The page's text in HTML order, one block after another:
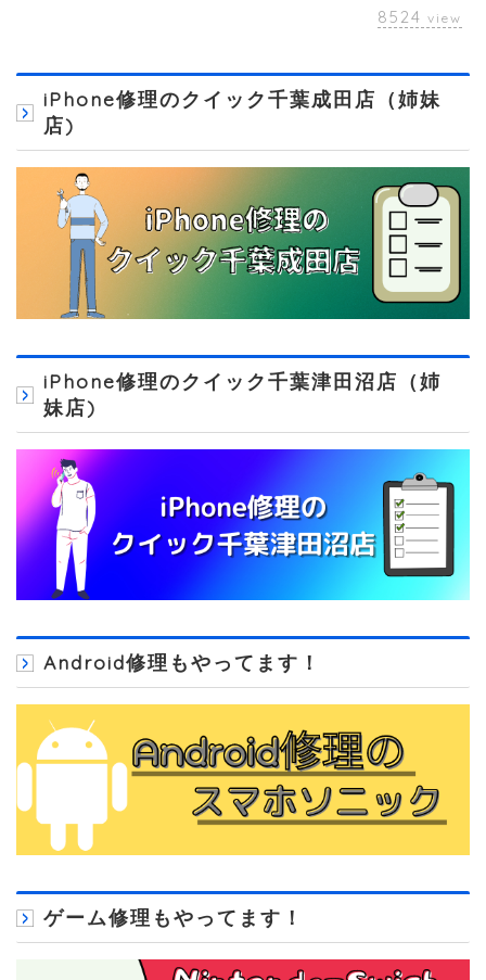
8524 view
iPhone修理のクイック千葉成田店（姉妹
店)
iPhone修理のクイック千葉津田沼店（姉
妹店)
Android修理もやってます！
ゲーム修理もやってます！